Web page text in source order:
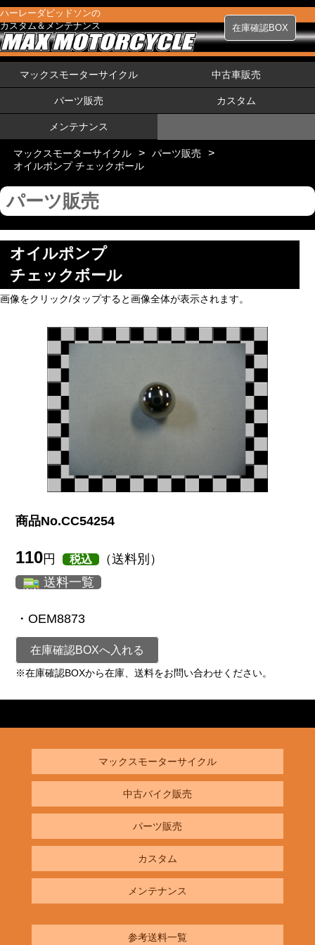
ハーレーダビッドソンの
カスタム＆メンテナンス
在庫確認BOX
マックスモーターサイクル 中古車販売
パーツ販売 カスタム
メンテナンス
マックスモーターサイクル > パーツ販売 >
オイルポンプ チェックボール
パーツ販売
オイルポンプ
チェックボール
画像をクリック/タップすると画像全体が表示されます。
商品No.CC54254
110円 税込
（送料別）
送料一覧
・OEM8873
在庫確認BOXへ入れる
※在庫確認BOXから在庫、送料をお問い合わせください。
マックスモーターサイクル
中古バイク販売
パーツ販売
カスタム
メンテナンス
参考送料一覧